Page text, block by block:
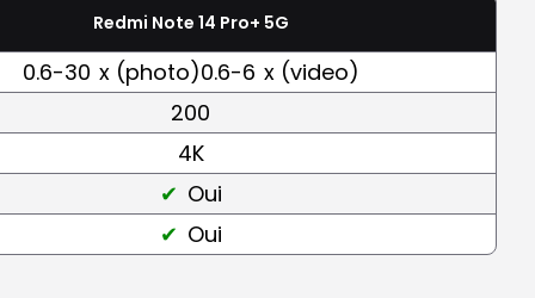
Redmi Note 14 Pro+ 5G
0.6-30 x (photo)0.6-6 x (video)
200
4K
Oui
Oui